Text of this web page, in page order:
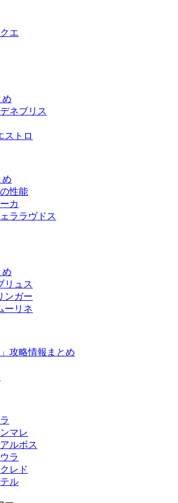
エ
め
ネブリス
ストロ
め
性能
カ
ララヴドス
め
リュス
ンガー
ーリネ
攻略情報まとめ
マレ
ルボス
ラ
レド
ル